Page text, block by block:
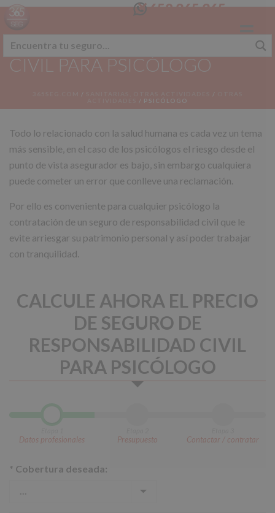
658 365 365
SEGURO RESPONSABILIDAD
CIVIL PARA PSICÓLOGO
/ /
/ PSICÓLOGO
Todo lo relacionado con la salud humana es cada vez un tema
más sensible, en el caso de los psicólogos el riesgo desde el
punto de vista asegurador es bajo, sin embargo cualquiera
puede cometer un error que conlleve una reclamación.
Por ello es conveniente para cualquier psicólogo la
contratación de un seguro de responsabilidad civil que le
evite arriesgar su patrimonio personal y así poder trabajar
con tranquilidad.
CALCULE AHORA EL PRECIO
DE SEGURO DE
RESPONSABILIDAD CIVIL
PARA PSICÓLOGO
Datos profesionales Presupuesto Contactar / contratar
* Cobertura deseada: